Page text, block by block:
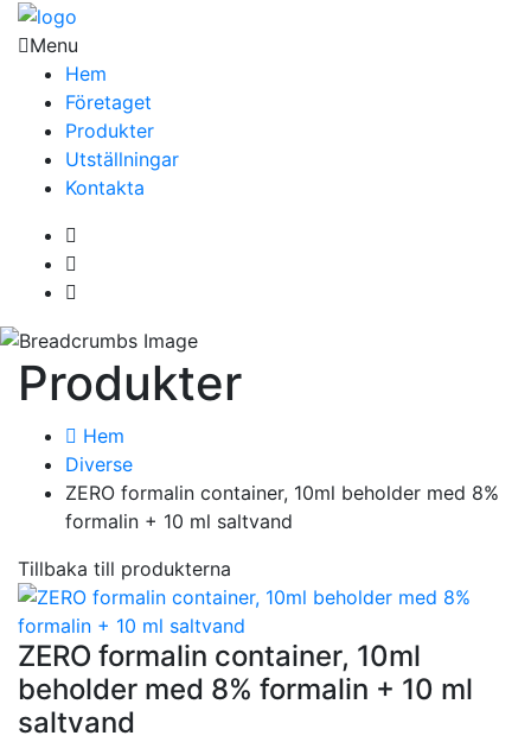
Menu
Hem
Företaget
Produkter
Utställningar
Kontakta
Produkter
Hem
Diverse
ZERO formalin container, 10ml beholder med 8%
formalin + 10 ml saltvand
Tillbaka till produkterna
ZERO formalin container, 10ml
beholder med 8% formalin + 10 ml
saltvand